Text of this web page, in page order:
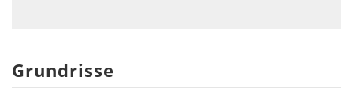
Grundrisse